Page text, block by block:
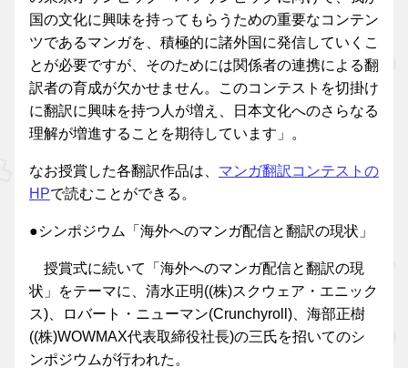
国の文化に興味を持ってもらうための重要なコンテン
ツであるマンガを、積極的に諸外国に発信していくこ
とが必要ですが、そのためには関係者の連携による翻
訳者の育成が欠かせません。このコンテストを切掛け
に翻訳に興味を持つ人が増え、日本文化へのさらなる
理解が増進することを期待しています」。
なお授賞した各翻訳作品は、 マンガ翻訳コンテストの
HPで読むことができる。
●シンポジウム「海外へのマンガ配信と翻訳の現状」
授賞式に続いて「海外へのマンガ配信と翻訳の現
状」をテーマに、清水正明((株)スクウェア・エニック
ス)、ロバート・ニューマン(Crunchyroll)、海部正樹
((株)WOWMAX代表取締役社長)の三氏を招いてのシ
ンポジウムが行われた。